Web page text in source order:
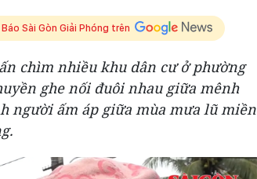
Sài Gòn Giải Phóng trên
chìm nhiều khu dân cư ở phường
ghe nối đuôi nhau giữa mênh
người ấm áp giữa mùa mưa lũ miền